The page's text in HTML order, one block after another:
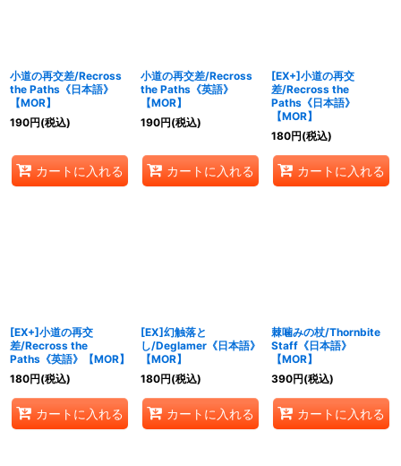
小道の再交差/Recross
the Paths《日本語》
【MOR】
190円(税込)
カートに入れる
小道の再交差/Recross
the Paths《英語》
【MOR】
190円(税込)
カートに入れる
[EX+]小道の再交
差/Recross the
Paths《日本語》
【MOR】
180円(税込)
カートに入れる
[EX+]小道の再交
差/Recross the
Paths《英語》【MOR】
180円(税込)
カートに入れる
[EX]幻触落と
し/Deglamer《日本語》
【MOR】
180円(税込)
カートに入れる
棘噛みの杖/Thornbite
Staff《日本語》
【MOR】
390円(税込)
カートに入れる